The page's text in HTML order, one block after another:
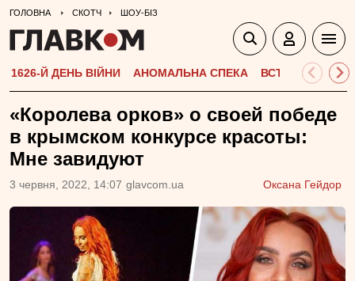
ГОЛОВНА СКОТЧ ШОУ-БІЗ
1626-Й ДЕНЬ ВІЙНИ АНОМАЛЬНА СПЕКА ВСТУПНА
«Королева орков» о своей победе
в крымском конкурсе красоты:
Мне завидуют
3 червня, 2022, 14:07 glavcom.ua Оксана Гейдор